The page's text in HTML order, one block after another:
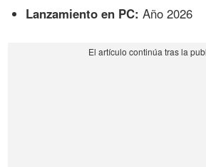
Lanzamiento en PC: Año 2026